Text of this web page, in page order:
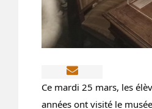
Ce mardi 25 mars, les
années ont visité le